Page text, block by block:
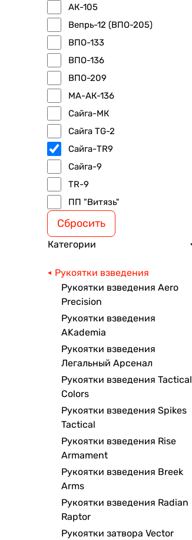
АК-105
Вепрь-12 (ВПО-205)
ВПО-133
ВПО-136
ВПО-209
МА-АК-136
Сайга-МК
Сайга TG-2
Сайга-TR9
Сайга-9
TR-9
ПП "Витязь"
Сбросить
Категории
Рукоятки взведения
Рукоятки взведения Aero
Precision
Рукоятки взведения
AKademia
Рукоятки взведения
Легальный Арсенал
Рукоятки взведения Tactical
Colors
Рукоятки взведения Spikes
Tactical
Рукоятки взведения Rise
Armament
Рукоятки взведения Breek
Arms
Рукоятки взведения Radian
Raptor
Рукоятки затвора Vector